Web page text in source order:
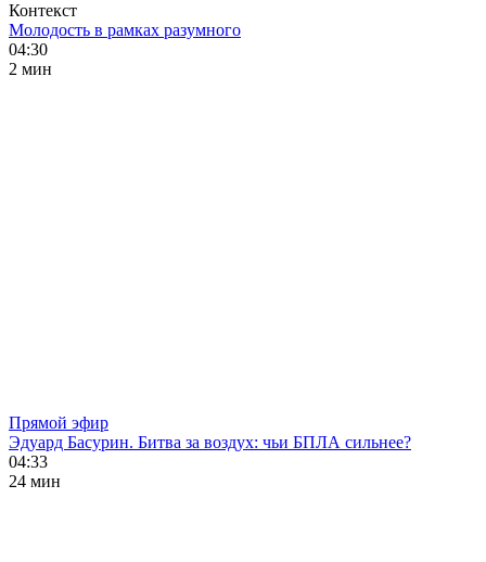
Контекст
Молодость в рамках разумного
04:30
2 мин
Прямой эфир
Эдуард Басурин. Битва за воздух: чьи БПЛА сильнее?
04:33
24 мин